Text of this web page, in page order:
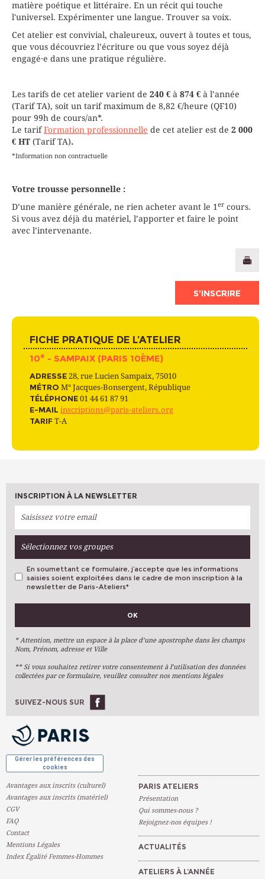
matière poétique et littéraire. En un récit qui touche
l'universel. Expérimenter une langue. Trouver sa voix.
Cet atelier est convivial, chaleureux, ouvert à toutes et tous,
que vous découvriez l’écriture ou que vous soyez déjà
engagé·e dans une pratique régulière.
Les tarifs de cet atelier varient de 240 € à 874 € à l’année
(Tarif TA), soit un tarif maximum de 8,82 €/heure (QF10)
pour 99h de cours/an*.
Le tarifFormation professionnelle de cet atelier est de 2 000
€ HT (Tarif TA).
*Information non contractuelle
Votre trousse personnelle :
D’une manière générale, ne rien acheter avant le 1 er cours.
Si vous avez déjà du matériel, l’apporter et faire le point
avec l’intervenante.
S’INSCRIRE
FICHE PRATIQUE DE L’ATELIER
10e - SAMPAIX (PARIS 10ÈME)
ADRESSE 28, rue Lucien Sampaix, 75010
MÉTRO M° Jacques-Bonsergent, République
TÉLÉPHONE 01 44 61 87 91
E-MAIL inscriptions@paris-ateliers.org
TARIF T-A
INSCRIPTION À LA NEWSLETTER
Sélectionnez vos groupes
VOS PRÉFÉRENCES
Arts Plastiques
Arts Du Texte
Arts Numériques
Ateliers À L'année
En soumettant ce formulaire, j’accepte que les informations
saisies soient exploitées dans le cadre de mon inscription à la
newsletter de Paris-Ateliers*
OK
* Attention, mettre un espace à la place d’une apostrophe dans les champs
Nom, Prénom, adresse et Ville
** Si vous souhaitez retirer votre consentement à l’utilisation des données
collectées par ce formulaire, veuillez consulter nos mentions légales
SUIVEZ-NOUS SUR
Gérer les préférences des
cookies
Avantages aux inscrits (culturel)
Avantages aux inscrits (matériel)
CGV
FAQ
Contact
Mentions Légales
Index Égalité Femmes-Hommes
PARIS ATELIERS
Présentation
Qui sommes-nous ?
Rejoignez-nos équipes !
ACTUALITÉS
ATELIERS À L’ANNÉE